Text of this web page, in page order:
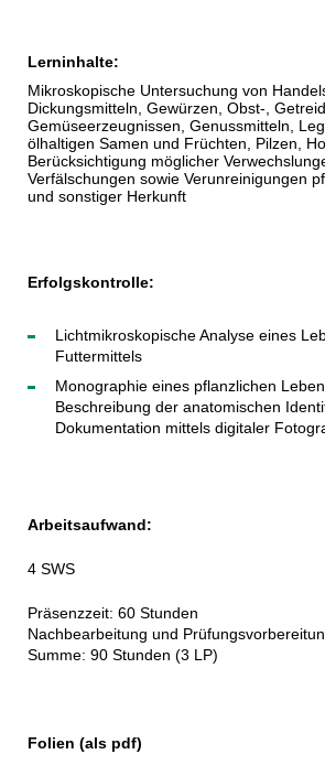
Lerninhalte:
Mikroskopische Untersuchung von
Dickungsmitteln, Gewürzen, Obst-,
Gemüseerzeugnissen, Genussmitteln,
ölhaltigen Samen und Früchten, Pilzen,
Berücksichtigung möglicher
Verfälschungen sowie Verunreinigungen
und sonstiger Herkunft
Erfolgskontrolle:
Lichtmikroskopische Analyse eines
Futtermittels
Monographie eines pflanzlichen
Beschreibung der anatomischen
Dokumentation mittels digitaler
Arbeitsaufwand:
4 SWS
Präsenzzeit: 60 Stunden
Nachbearbeitung und
Summe: 90 Stunden (3 LP)
Folien (als pdf)